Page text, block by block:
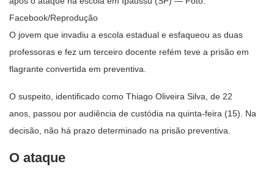
Facebook/Reprodução
O jovem que invadiu a escola estadual e esfaqueou as duas
professoras e fez um terceiro docente refém teve a prisão em
flagrante convertida em preventiva.
O suspeito, identificado como Thiago Oliveira Silva, de 22
anos, passou por audiência de custódia na quinta-feira (15). Na
decisão, não há prazo determinado na prisão preventiva.
O ataque